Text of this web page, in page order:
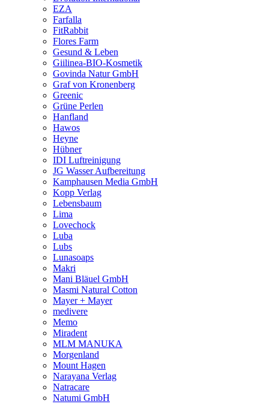
EZA
Farfalla
FitRabbit
Flores Farm
Gesund & Leben
Giilinea-BIO-Kosmetik
Govinda Natur GmbH
Graf von Kronenberg
Greenic
Grüne Perlen
Hanfland
Hawos
Heyne
Hübner
IDI Luftreinigung
JG Wasser Aufbereitung
Kamphausen Media GmbH
Kopp Verlag
Lebensbaum
Lima
Lovechock
Luba
Lubs
Lunasoaps
Makri
Mani Bläuel GmbH
Masmi Natural Cotton
Mayer + Mayer
medivere
Memo
Miradent
MLM MANUKA
Morgenland
Mount Hagen
Narayana Verlag
Natracare
Natumi GmbH